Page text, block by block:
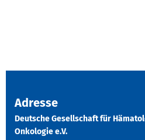
Adresse
Deutsche Gesellschaft für
Onkologie e.V.